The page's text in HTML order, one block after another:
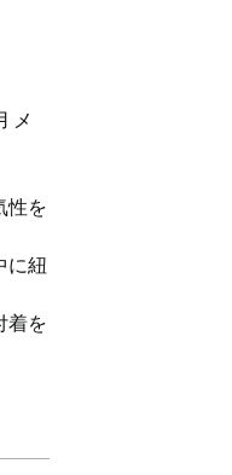
メ
性を
に紐
着を